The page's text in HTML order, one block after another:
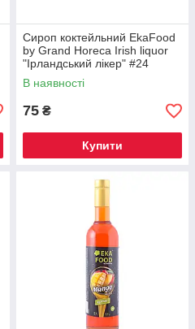
Сироп коктейльний EkaFood
by Grand Horeca Irish liquor
"Ірландський лікер" #24
700мл 0,9кг СКЛО
В наявності
75 ₴
Купити